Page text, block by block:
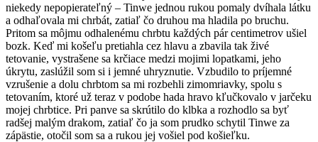
niekedy nepopierateľný – Tinwe jednou rukou pomaly dvíhala látku
a odhaľovala mi chrbát, zatiaľ čo druhou ma hladila po bruchu.
Pritom sa môjmu odhalenému chrbtu každých pár centimetrov ušiel
bozk. Keď mi košeľu pretiahla cez hlavu a zbavila tak živé
tetovanie, vystrašene sa krčiace medzi mojimi lopatkami, jeho
úkrytu, zaslúžil som si i jemné uhryznutie. Vzbudilo to príjemné
vzrušenie a dolu chrbtom sa mi rozbehli zimomriavky, spolu s
tetovaním, ktoré už teraz v podobe hada hravo kľučkovalo v jarčeku
mojej chrbtice. Pri panve sa skrútilo do klbka a rozhodlo sa byť
radšej malým drakom, zatiaľ čo ja som prudko schytil Tinwe za
zápästie, otočil som sa a rukou jej vošiel pod košieľku.